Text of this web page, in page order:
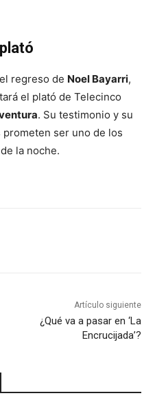
regreso de Noel Bayarri,
el plató de Telecinco
. Su testimonio y su
ser uno de los
la noche.
Artículo siguiente
¿Qué va a pasar en ‘La
Encrucijada’?